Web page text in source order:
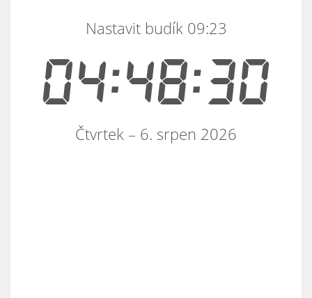
04:48:30
Nastavit budík 09:23
Čtvrtek – 6. srpen 2026